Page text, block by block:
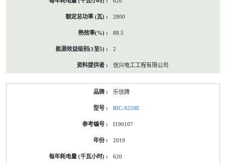
2800
88.5
2
信兴电工工程有限公司
乐信牌
RIC-S228E
I190107
2019
620